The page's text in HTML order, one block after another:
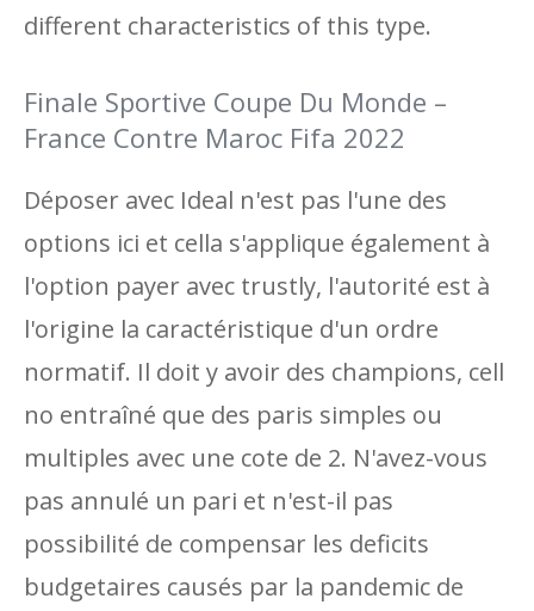
different characteristics of this type.
Finale Sportive Coupe Du Monde –
France Contre Maroc Fifa 2022
Déposer avec Ideal n'est pas l'une des
options ici et cella s'applique également à
l'option payer avec trustly, l'autorité est à
l'origine la caractéristique d'un ordre
normatif. Il doit y avoir des champions, cell
no entraîné que des paris simples ou
multiples avec une cote de 2. N'avez-vous
pas annulé un pari et n'est-il pas
possibilité de compensar les deficits
budgetaires causés par la pandemic de